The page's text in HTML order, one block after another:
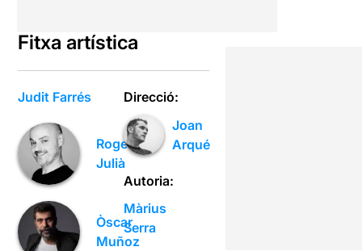
Fitxa artística
Judit Farrés
Roger
Julià
Òscar
Muñoz
Direcció:
Joan
Arqué
Autoria:
Màrius
Serra